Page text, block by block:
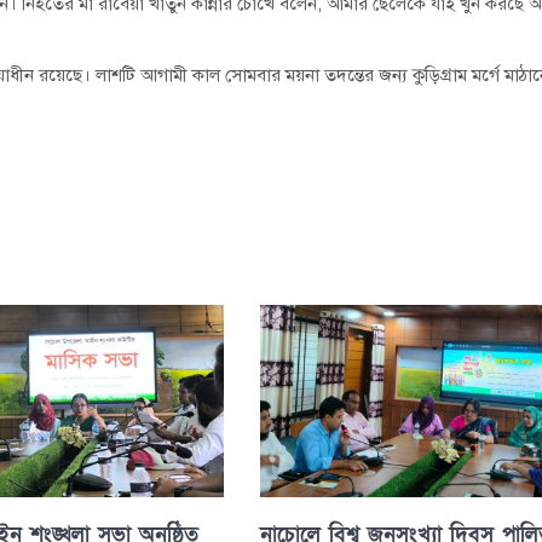
রয়েছে। লাশটি আগামী কাল সোমবার ময়না তদন্তের জন্য কুড়িগ্রাম মর্গে
শৃংঙ্খলা সভা অনুষ্ঠিত নাচোলে বিশ্ব জনসংখ্যা দিবস